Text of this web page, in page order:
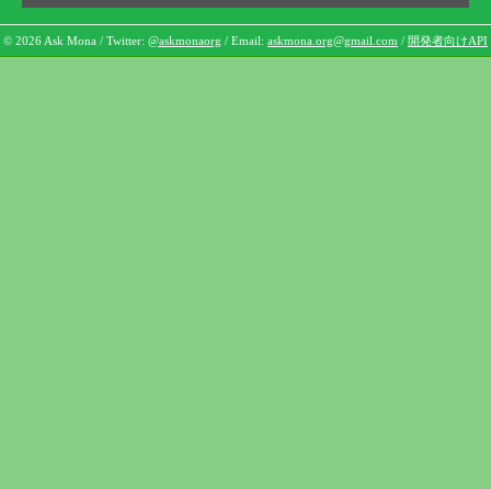
© 2026 Ask Mona / Twitter: @askmonaorg / Email: askmona.org@gmail.com / 開発者向けAPI